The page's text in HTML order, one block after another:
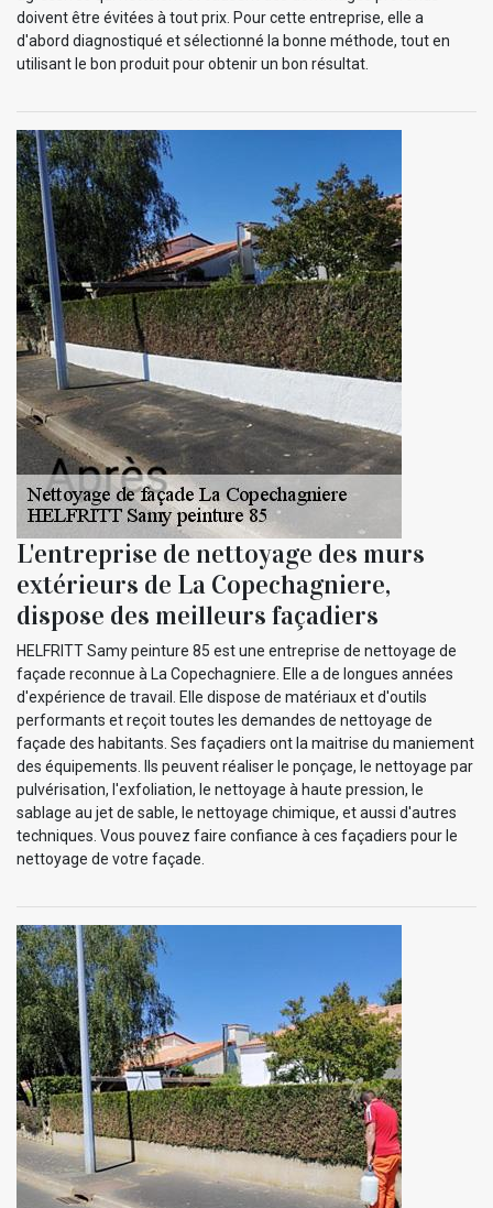
doivent être évitées à tout prix. Pour cette entreprise, elle a
d'abord diagnostiqué et sélectionné la bonne méthode, tout en
utilisant le bon produit pour obtenir un bon résultat.
L'entreprise de nettoyage des murs
extérieurs de La Copechagniere,
dispose des meilleurs façadiers
HELFRITT Samy peinture 85 est une entreprise de nettoyage de
façade reconnue à La Copechagniere. Elle a de longues années
d'expérience de travail. Elle dispose de matériaux et d'outils
performants et reçoit toutes les demandes de nettoyage de
façade des habitants. Ses façadiers ont la maitrise du maniement
des équipements. Ils peuvent réaliser le ponçage, le nettoyage par
pulvérisation, l'exfoliation, le nettoyage à haute pression, le
sablage au jet de sable, le nettoyage chimique, et aussi d'autres
techniques. Vous pouvez faire confiance à ces façadiers pour le
nettoyage de votre façade.